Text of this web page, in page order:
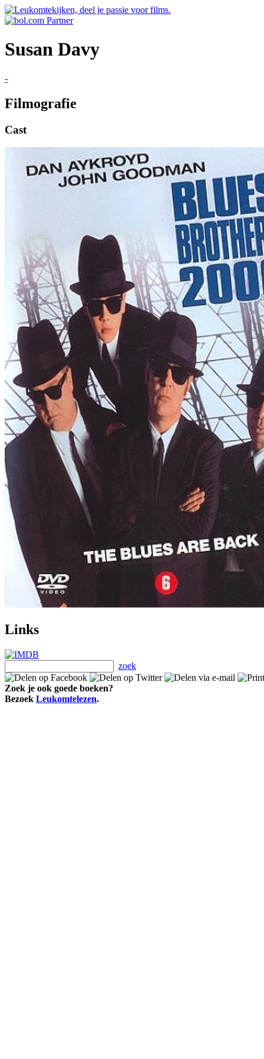
Susan Davy
-
Filmografie
Cast
Links
zoek
Zoek je ook goede boeken?
Bezoek Leukomtelezen.